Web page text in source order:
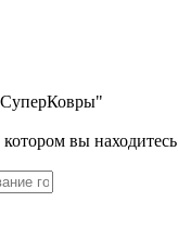
вы находитесь